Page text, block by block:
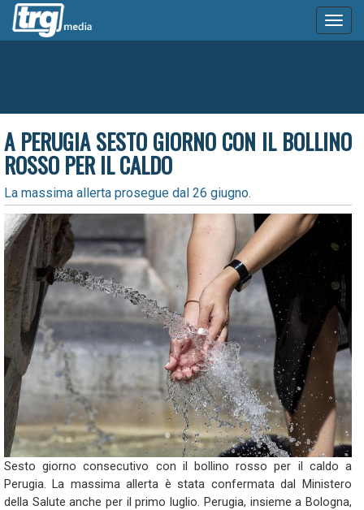
A PERUGIA SESTO GIORNO CON IL BOLLINO
ROSSO PER IL CALDO
La massima allerta prosegue dal 26 giugno.
Sesto giorno consecutivo con il bollino rosso per il caldo a
Perugia. La massima allerta è stata confermata dal Ministero
della Salute anche per il primo luglio. Perugia, insieme a Bologna,